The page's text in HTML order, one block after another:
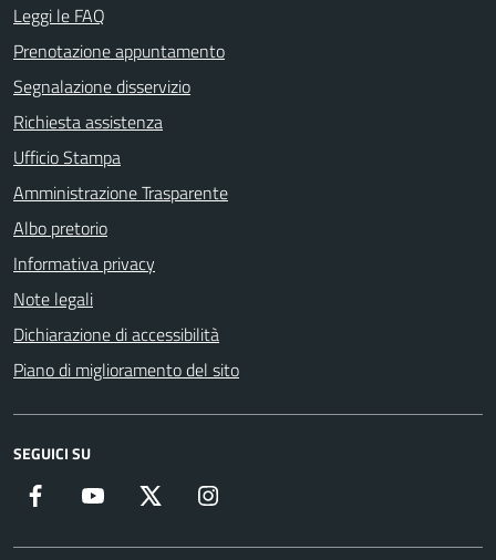
Leggi le FAQ
Prenotazione appuntamento
Segnalazione disservizio
Richiesta assistenza
Ufficio Stampa
Amministrazione Trasparente
Albo pretorio
Informativa privacy
Note legali
Dichiarazione di accessibilità
Piano di miglioramento del sito
SEGUICI SU
Facebook YouTube Twitter